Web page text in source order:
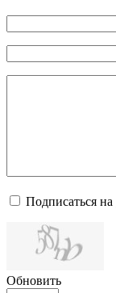
Подписаться
Обновить